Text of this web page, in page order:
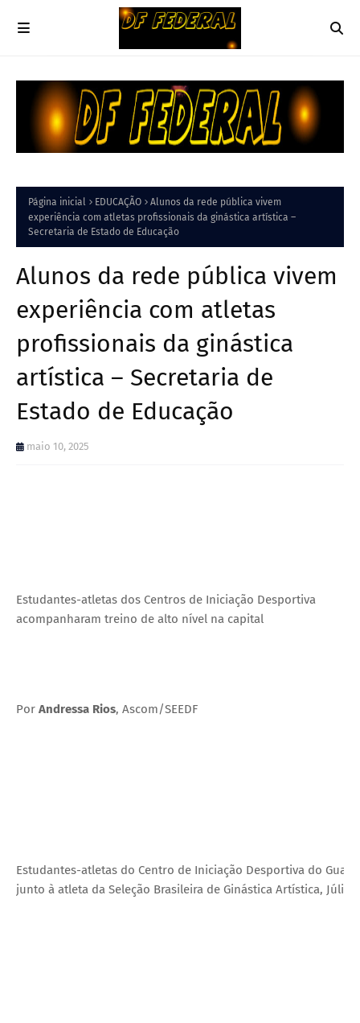
Página inicial EDUCAÇÃO
Alunos da rede pública vivem
experiência com atletas profissionais da ginástica artística –
Secretaria de Estado de Educação
Alunos da rede pública vivem
experiência com atletas
profissionais da ginástica
artística – Secretaria de
Estado de Educação
maio 10, 2025
Estudantes-atletas dos Centros de Iniciação Desportiva
acompanharam treino de alto nível na capital
Por Andressa Rios, Ascom/SEEDF
Estudantes-atletas do Centro de Iniciação Desportiva do
junto à atleta da Seleção Brasileira de Ginástica Artística, Júlia